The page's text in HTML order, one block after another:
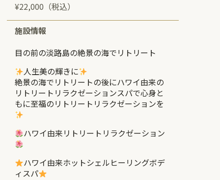
¥22,000（税込）
施設情報
目の前の淡路島の絶景の海でリトリート
人生美の輝きに
絶景の海でリトリートの後にハワイ由来の
リトリートリラクゼーションスパで心身と
もに至福のリトリートリラクゼーションを
ハワイ由来リトリートリラクゼーション
ハワイ由来ホットシェルヒーリングボデ
ィスパ